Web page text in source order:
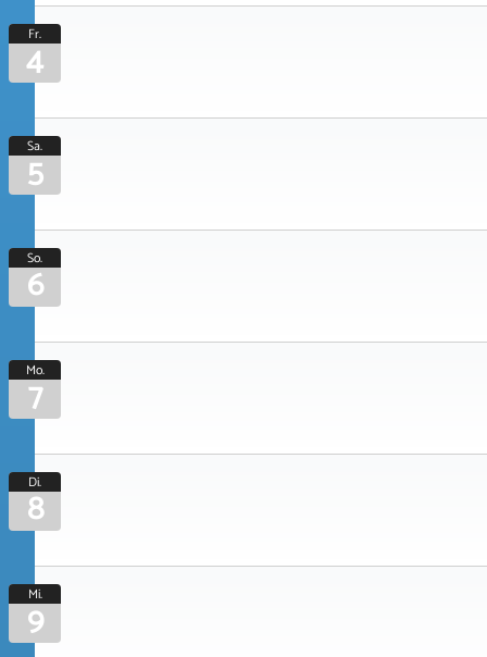
Fr.
4
Sa.
5
So.
6
Mo.
7
Di.
8
Mi.
9